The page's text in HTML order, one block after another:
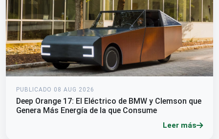
PUBLICADO 08 AUG 2026
Deep Orange 17: El Eléctrico de BMW y Clemson que
Genera Más Energía de la que Consume
Leer más